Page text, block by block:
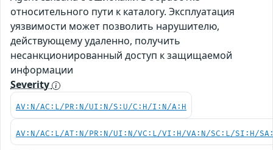
относительного пути к каталогу. Эксплуатация
уязвимости может позволить нарушителю,
действующему удаленно, получить
несанкционированный доступ к защищаемой
информации
Severity
AV:N/AC:L/PR:N/UI:N/S:U/C:H/I:N/A:H
AV:N/AC:L/AT:N/PR:N/UI:N/VC:L/VI:H/VA:N/SC:L/SI:H/